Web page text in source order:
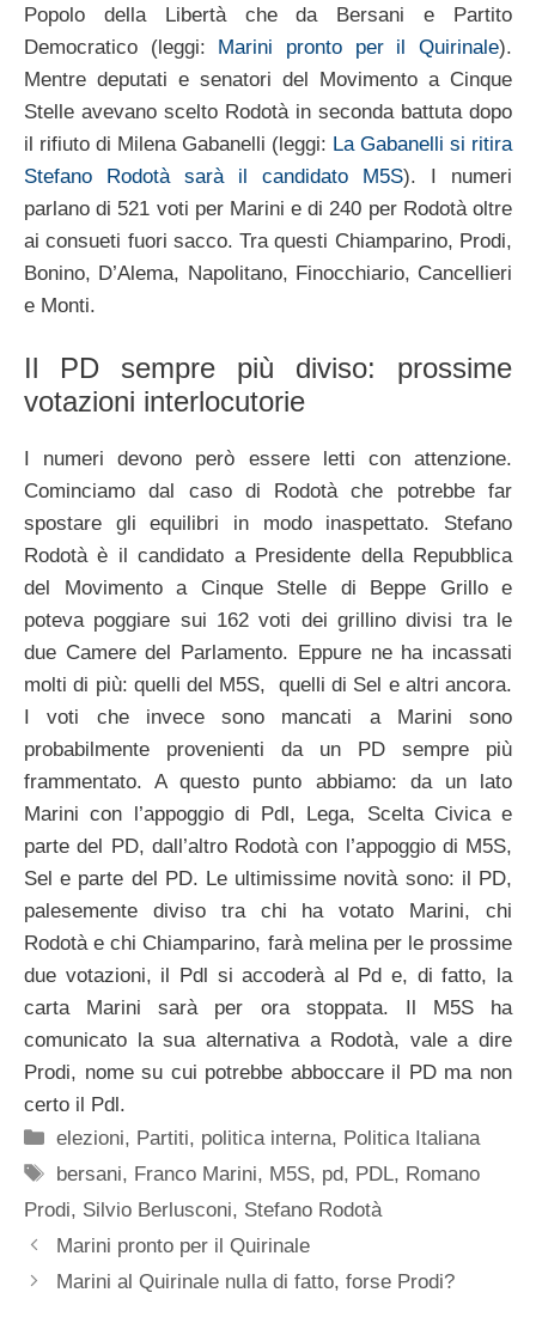
Popolo della Libertà che da Bersani e Partito
Democratico (leggi: Marini pronto per il Quirinale).
Mentre deputati e senatori del Movimento a Cinque
Stelle avevano scelto Rodotà in seconda battuta dopo
il rifiuto di Milena Gabanelli (leggi: La Gabanelli si ritira
Stefano Rodotà sarà il candidato M5S). I numeri
parlano di 521 voti per Marini e di 240 per Rodotà oltre
ai consueti fuori sacco. Tra questi Chiamparino, Prodi,
Bonino, D’Alema, Napolitano, Finocchiario, Cancellieri
e Monti.
Il PD sempre più diviso: prossime
votazioni interlocutorie
I numeri devono però essere letti con attenzione.
Cominciamo dal caso di Rodotà che potrebbe far
spostare gli equilibri in modo inaspettato. Stefano
Rodotà è il candidato a Presidente della Repubblica
del Movimento a Cinque Stelle di Beppe Grillo e
poteva poggiare sui 162 voti dei grillino divisi tra le
due Camere del Parlamento. Eppure ne ha incassati
molti di più: quelli del M5S, quelli di Sel e altri ancora.
I voti che invece sono mancati a Marini sono
probabilmente provenienti da un PD sempre più
frammentato. A questo punto abbiamo: da un lato
Marini con l’appoggio di Pdl, Lega, Scelta Civica e
parte del PD, dall’altro Rodotà con l’appoggio di M5S,
Sel e parte del PD. Le ultimissime novità sono: il PD,
palesemente diviso tra chi ha votato Marini, chi
Rodotà e chi Chiamparino, farà melina per le prossime
due votazioni, il Pdl si accoderà al Pd e, di fatto, la
carta Marini sarà per ora stoppata. Il M5S ha
comunicato la sua alternativa a Rodotà, vale a dire
Prodi, nome su cui potrebbe abboccare il PD ma non
certo il Pdl.
Categorie
elezioni, Partiti, politica interna, Politica Italiana
Tag
bersani, Franco Marini, M5S, pd, PDL, Romano
Prodi, Silvio Berlusconi, Stefano Rodotà
Marini pronto per il Quirinale
Marini al Quirinale nulla di fatto, forse Prodi?